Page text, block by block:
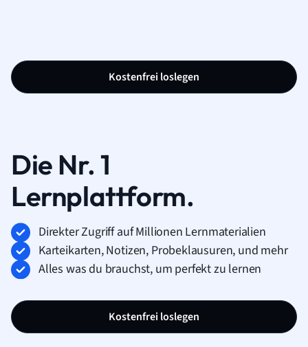
Kostenfrei loslegen
Die Nr. 1
Lernplattform.
Direkter Zugriff auf Millionen Lernmaterialien
Karteikarten, Notizen, Probeklausuren, und mehr
Alles was du brauchst, um perfekt zu lernen
Kostenfrei loslegen